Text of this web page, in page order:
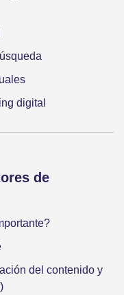
digital
de
del contenido y